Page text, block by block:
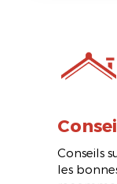
Conseils
les